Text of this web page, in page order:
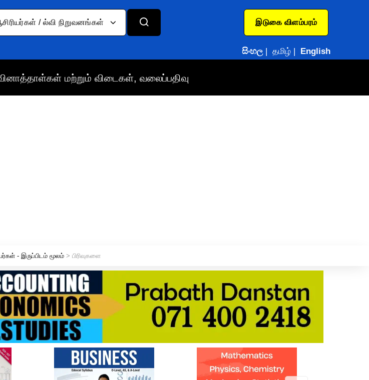
ஆசிரியர்கள் / ல்வி நிறுவனங்கள் இடுகை விளம்பரம்
සිංහල|தமிழ் | English
மற்றும் விடைகள், வலைப்பதிவு
- இருப்பிடம் மூலம் > பிரிவுகளை